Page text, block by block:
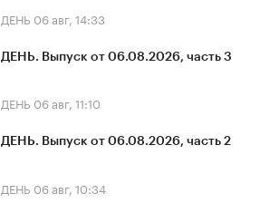
ДЕНЬ 06 авг, 14:33
ДЕНЬ. Выпуск от 06.08.2026, часть 3
ДЕНЬ 06 авг, 11:10
ДЕНЬ. Выпуск от 06.08.2026, часть 2
ДЕНЬ 06 авг, 10:34